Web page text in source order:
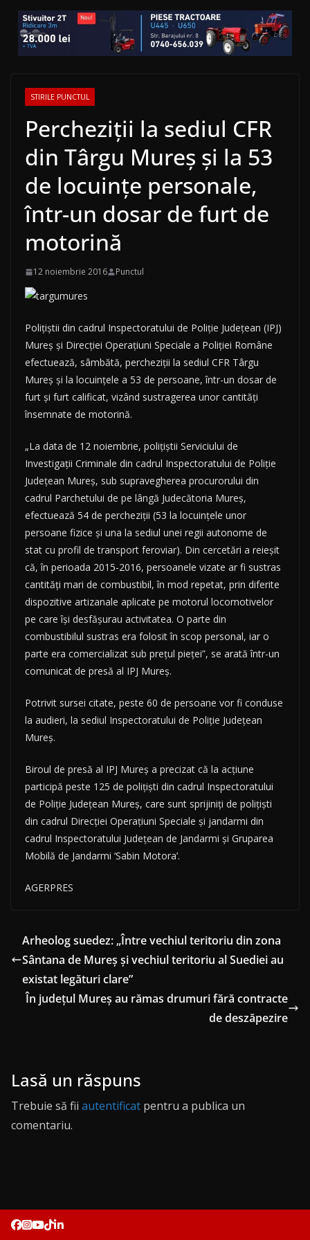
STIRILE PUNCTUL
Percheziţii la sediul CFR
din Târgu Mureş şi la 53
de locuinţe personale,
într-un dosar de furt de
motorină
12 noiembrie 2016 Punctul
Poliţiştii din cadrul Inspectoratului de Poliţie Judeţean (IPJ)
Mureş şi Direcţiei Operaţiuni Speciale a Poliţiei Române
efectuează, sâmbătă, percheziţii la sediul CFR Târgu
Mureş şi la locuinţele a 53 de persoane, într-un dosar de
furt şi furt calificat, vizând sustragerea unor cantităţi
însemnate de motorină.
„La data de 12 noiembrie, poliţiştii Serviciului de
Investigaţii Criminale din cadrul Inspectoratului de Poliţie
Judeţean Mureş, sub supravegherea procurorului din
cadrul Parchetului de pe lângă Judecătoria Mureş,
efectuează 54 de percheziţii (53 la locuinţele unor
persoane fizice şi una la sediul unei regii autonome de
stat cu profil de transport feroviar). Din cercetări a reieşit
că, în perioada 2015-2016, persoanele vizate ar fi sustras
cantităţi mari de combustibil, în mod repetat, prin diferite
dispozitive artizanale aplicate pe motorul locomotivelor
pe care îşi desfăşurau activitatea. O parte din
combustibilul sustras era folosit în scop personal, iar o
parte era comercializat sub preţul pieţei”, se arată într-un
comunicat de presă al IPJ Mureş.
Potrivit sursei citate, peste 60 de persoane vor fi conduse
la audieri, la sediul Inspectoratului de Poliţie Judeţean
Mureş.
Biroul de presă al IPJ Mureş a precizat că la acţiune
participă peste 125 de poliţişti din cadrul Inspectoratului
de Poliţie Judeţean Mureş, care sunt sprijiniţi de poliţişti
din cadrul Direcţiei Operaţiuni Speciale şi jandarmi din
cadrul Inspectoratului Judeţean de Jandarmi şi Gruparea
Mobilă de Jandarmi ‘Sabin Motora’.
AGERPRES
Arheolog suedez: „Între vechiul teritoriu din zona
Sântana de Mureş şi vechiul teritoriu al Suediei au
existat legături clare”
În judeţul Mureş au rămas drumuri fără contracte
de deszăpezire
Lasă un răspuns
Trebuie să fii autentificat pentru a publica un
comentariu.